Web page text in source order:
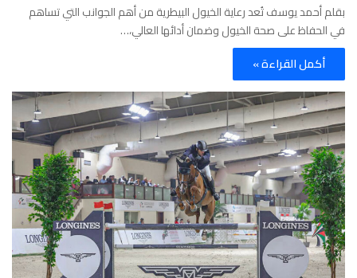
بقلم أحمد يوسف تُعد رعاية الخيول البيطرية من أهم الجوانب التي تساهم
في الحفاظ على صحة الخيول وضمان أدائها العالي،…
أكمل القراءة »